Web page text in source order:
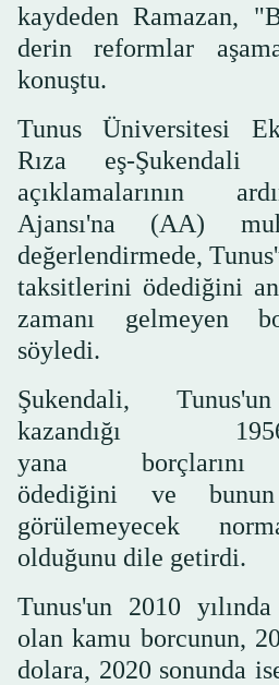
kaydeden Ramazan,
derin reformlar
konuştu.
Tunus Üniversitesi
Rıza eş-Şukendali
açıklamalarının
Ajansı'na (AA)
değerlendirmede,
taksitlerini ödediğini
zamanı gelmeyen
söyledi.
Şukendali, Tunus'un
kazandığı
yana borçlarını
ödediğini ve
görülemeyecek
olduğunu dile getirdi.
Tunus'un 2010
olan kamu borcunun,
dolara, 2020 sonunda